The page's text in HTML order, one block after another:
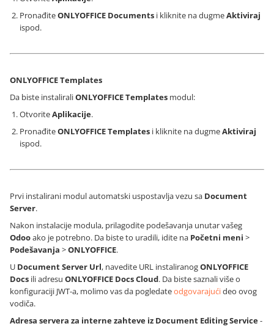
PronađiteONLYOFFICE Documents i kliknite na dugmeAktiviraj
ispod.
ONLYOFFICE Templates
Da biste instaliraliONLYOFFICE Templates modul:
OtvoriteAplikacije.
PronađiteONLYOFFICE Templates i kliknite na dugmeAktiviraj
ispod.
Prvi instalirani modul automatski uspostavlja vezu sa Document
Server.
Nakon instalacije modula, prilagodite podešavanja unutar vašeg
Odooako je potrebno. Da biste to uradili, idite na Početni meni >
Podešavanja >ONLYOFFICE.
U Document Server Url, navedite URL instaliranogONLYOFFICE
Docs ili adresu ONLYOFFICE Docs Cloud. Da biste saznali više o
konfiguraciji JWT-a, molimo vas da pogledateodgovarajućideo ovog
vodiča.
Adresa servera za interne zahteve iz Document Editing Service-